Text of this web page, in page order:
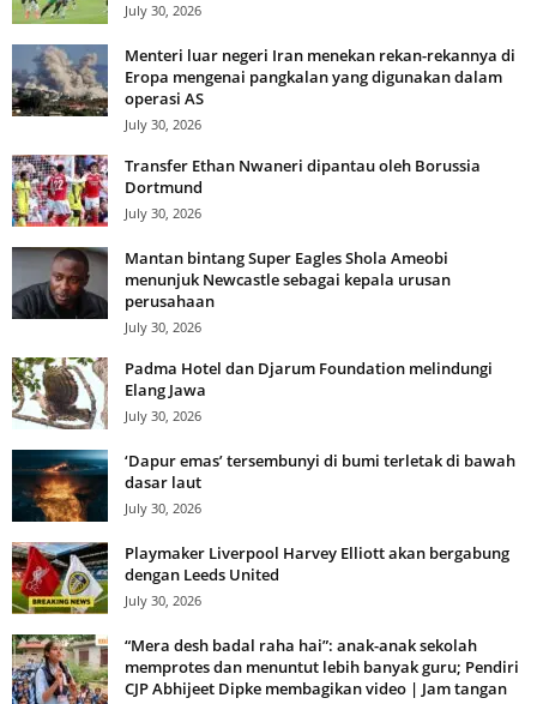
July 30, 2026
Menteri luar negeri Iran menekan rekan-rekannya di
Eropa mengenai pangkalan yang digunakan dalam
operasi AS
July 30, 2026
Transfer Ethan Nwaneri dipantau oleh Borussia
Dortmund
July 30, 2026
Mantan bintang Super Eagles Shola Ameobi
menunjuk Newcastle sebagai kepala urusan
perusahaan
July 30, 2026
Padma Hotel dan Djarum Foundation melindungi
Elang Jawa
July 30, 2026
‘Dapur emas’ tersembunyi di bumi terletak di bawah
dasar laut
July 30, 2026
Playmaker Liverpool Harvey Elliott akan bergabung
dengan Leeds United
July 30, 2026
“Mera desh badal raha hai”: anak-anak sekolah
memprotes dan menuntut lebih banyak guru; Pendiri
CJP Abhijeet Dipke membagikan video | Jam tangan